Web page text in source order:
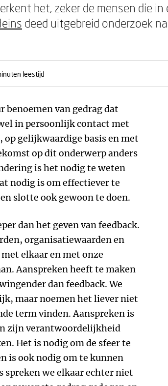
het, zeker de mensen die
deed uitgebreid onderzoek
leestijd
benoemen van gedrag dat
in persoonlijk contact met
op gelijkwaardige basis en met
op dit onderwerp anders
is het nodig te weten
nodig is om effectiever te
slotte ook gewoon te doen.
dan het geven van feedback.
organisatiewaarden en
elkaar en met onze
Aanspreken heeft te maken
dan feedback. We
maar noemen het liever niet
term vinden. Aanspreken is
zijn verantwoordelijkheid
Het is nodig om de sfeer te
is ook nodig om te kunnen
spreken we elkaar echter niet